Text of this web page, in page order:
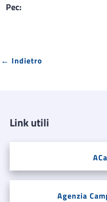
Pec:
← Indietro
Link utili
Agenzia